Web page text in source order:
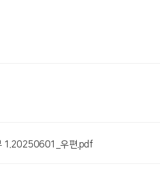
1.20250601_우편.pdf